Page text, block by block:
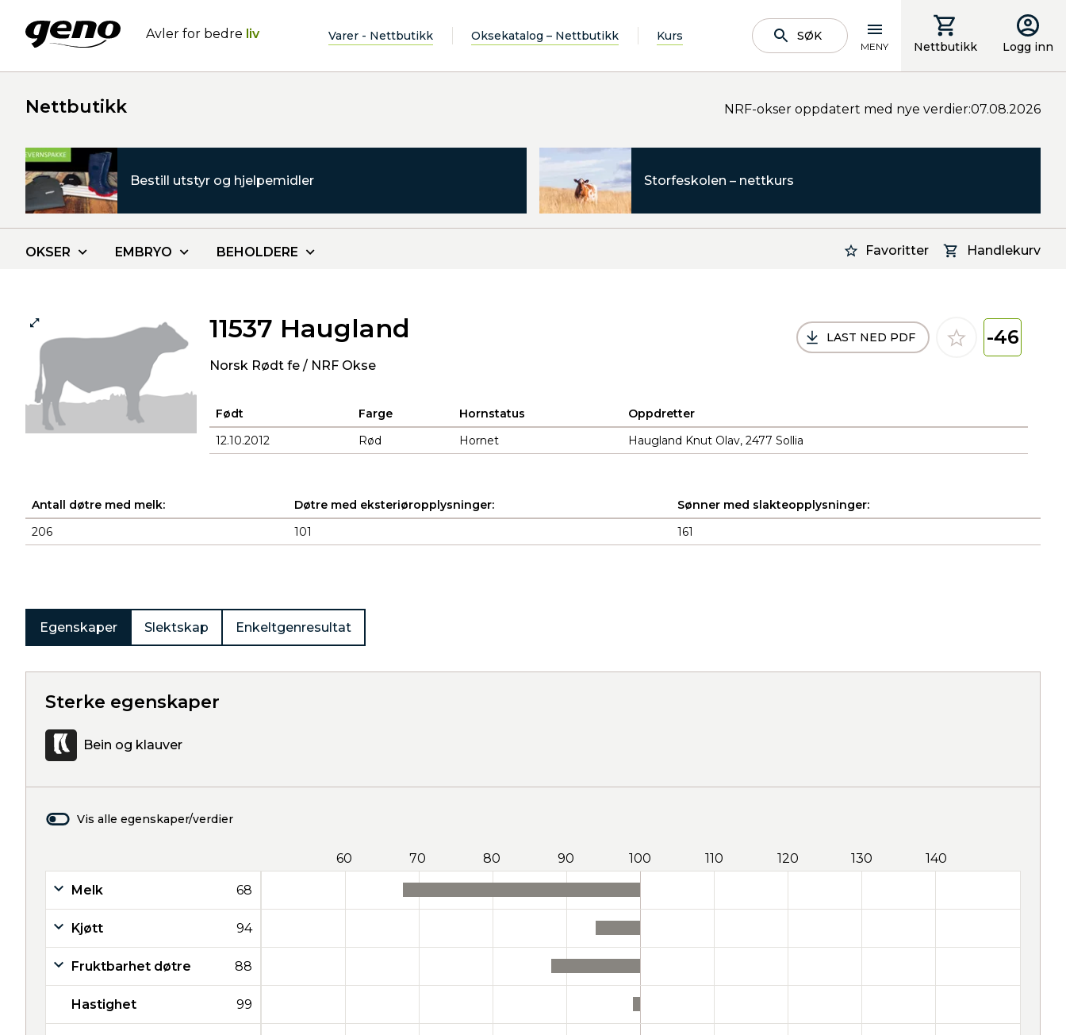
Avler for bedre liv Varer - Nettbutikk Oksekatalog – Nettbutikk Kurs SØK
MENY Nettbutikk Logg inn
Nettbutikk NRF-okser oppdatert med nye verdier:07.08.2026
Bestill utstyr og hjelpemidler Storfeskolen – nettkurs
Favoritter Handlekurv
OKSER EMBRYO BEHOLDERE
11537 Haugland
Norsk Rødt fe / NRF Okse
LAST NED PDF -46
Født Farge Hornstatus
Oppdretter
12.10.2012
Rød Hornet Haugland Knut Olav, 2477 Sollia
Antall døtre med melk: Døtre med eksteriøropplysninger:
Sønner med slakteopplysninger:
206
101 161
Egenskaper Slektskap Enkeltgenresultat
Sterke egenskaper
Bein og klauver
Vis alle egenskaper/verdier
60 70 80 90 100 110 120 130 140
Melk 68
Kjøtt 94
Fruktbarhet døtre 88
Hastighet 99